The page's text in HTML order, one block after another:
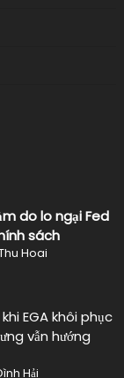
do lo ngại Fed
sách
Hoai
EGA khôi phục
vẫn hướng
Hải